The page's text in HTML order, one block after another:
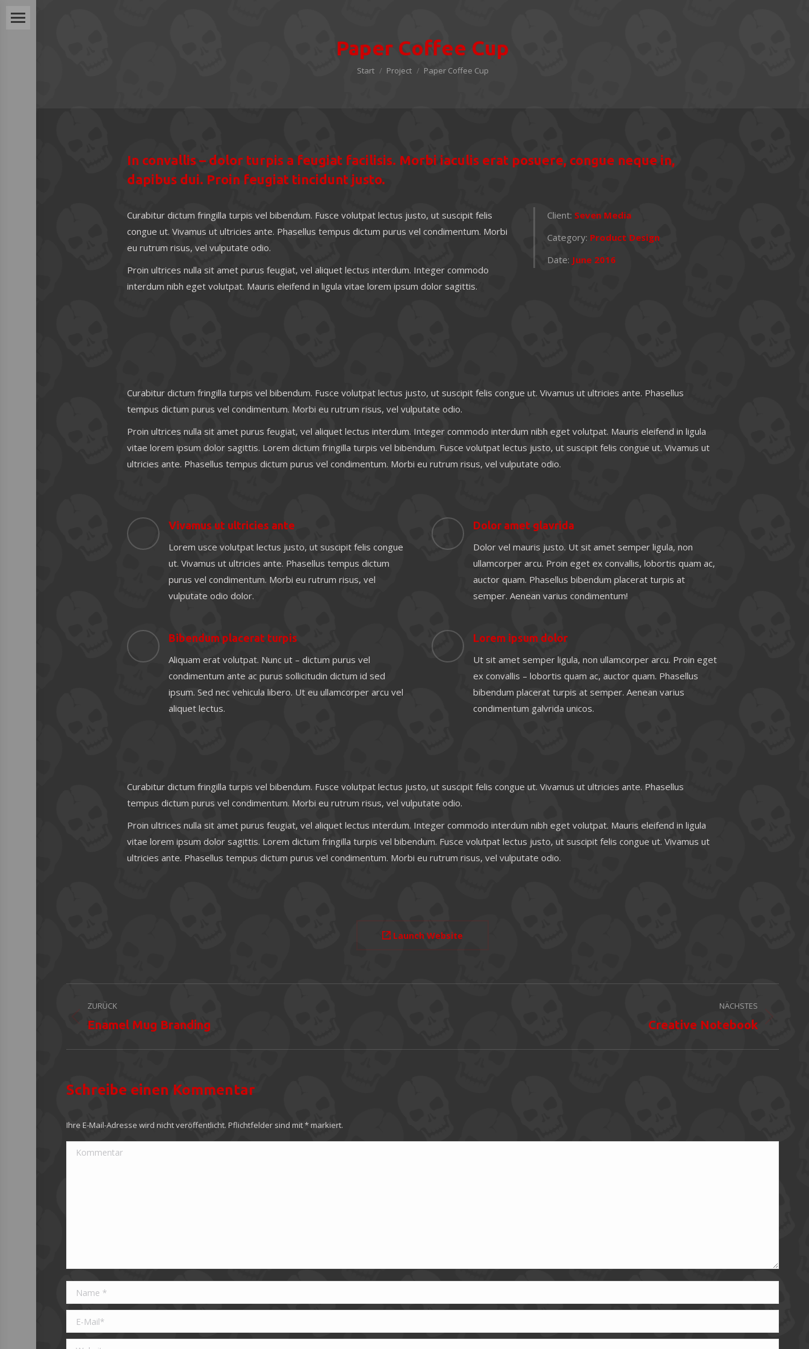
Paper Coffee Cup
Sie befinden sich hier:
Start Project Paper Coffee Cup
In convallis – dolor turpis a feugiat facilisis. Morbi iaculis erat posuere, congue neque in,
dapibus dui. Proin feugiat tincidunt justo.
Curabitur dictum fringilla turpis vel bibendum. Fusce volutpat lectus justo, ut suscipit felis
congue ut. Vivamus ut ultricies ante. Phasellus tempus dictum purus vel condimentum. Morbi
eu rutrum risus, vel vulputate odio.
Proin ultrices nulla sit amet purus feugiat, vel aliquet lectus interdum. Integer commodo
interdum nibh eget volutpat. Mauris eleifend in ligula vitae lorem ipsum dolor sagittis.
Client: Seven Media
Category: Product Design
Date: June 2016
Curabitur dictum fringilla turpis vel bibendum. Fusce volutpat lectus justo, ut suscipit felis congue ut. Vivamus ut ultricies ante. Phasellus
tempus dictum purus vel condimentum. Morbi eu rutrum risus, vel vulputate odio.
Proin ultrices nulla sit amet purus feugiat, vel aliquet lectus interdum. Integer commodo interdum nibh eget volutpat. Mauris eleifend in ligula
vitae lorem ipsum dolor sagittis. Lorem dictum fringilla turpis vel bibendum. Fusce volutpat lectus justo, ut suscipit felis congue ut. Vivamus ut
ultricies ante. Phasellus tempus dictum purus vel condimentum. Morbi eu rutrum risus, vel vulputate odio.
Vivamus ut ultricies ante
Lorem usce volutpat lectus justo, ut suscipit felis congue
ut. Vivamus ut ultricies ante. Phasellus tempus dictum
purus vel condimentum. Morbi eu rutrum risus, vel
vulputate odio dolor.
Dolor amet glavrida
Dolor vel mauris justo. Ut sit amet semper ligula, non
ullamcorper arcu. Proin eget ex convallis, lobortis quam ac,
auctor quam. Phasellus bibendum placerat turpis at
semper. Aenean varius condimentum!
Bibendum placerat turpis
Aliquam erat volutpat. Nunc ut – dictum purus vel
condimentum ante ac purus sollicitudin dictum id sed
ipsum. Sed nec vehicula libero. Ut eu ullamcorper arcu vel
aliquet lectus.
Lorem ipsum dolor
Ut sit amet semper ligula, non ullamcorper arcu. Proin eget
ex convallis – lobortis quam ac, auctor quam. Phasellus
bibendum placerat turpis at semper. Aenean varius
condimentum galvrida unicos.
Curabitur dictum fringilla turpis vel bibendum. Fusce volutpat lectus justo, ut suscipit felis congue ut. Vivamus ut ultricies ante. Phasellus
tempus dictum purus vel condimentum. Morbi eu rutrum risus, vel vulputate odio.
Proin ultrices nulla sit amet purus feugiat, vel aliquet lectus interdum. Integer commodo interdum nibh eget volutpat. Mauris eleifend in ligula
vitae lorem ipsum dolor sagittis. Lorem dictum fringilla turpis vel bibendum. Fusce volutpat lectus justo, ut suscipit felis congue ut. Vivamus ut
ultricies ante. Phasellus tempus dictum purus vel condimentum. Morbi eu rutrum risus, vel vulputate odio.
Launch Website
Project
navigation
ZURÜCK
Previous
Enamel Mug Branding
NÄCHSTES
Creative Notebook
Schreibe einen Kommentar
Ihre E-Mail-Adresse wird nicht veröffentlicht. Pflichtfelder sind mit* markiert.
Kommentar
Name *
E-Mail *
Website